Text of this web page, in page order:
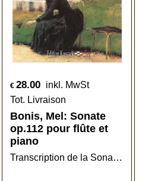
€ 28.00 inkl. MwSt
Tot. Livraison
Bonis, Mel: Sonate
op.112 pour flûte et
piano
Transcription de la Sonate pour violon et piano